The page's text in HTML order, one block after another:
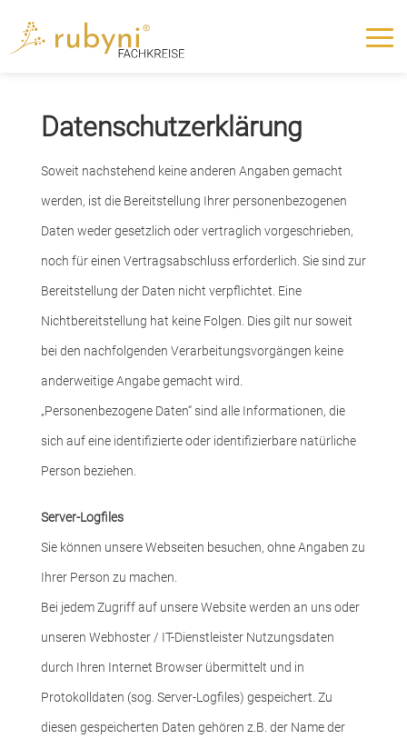
Datenschutzerklärung
Soweit nachstehend keine anderen Angaben gemacht
werden, ist die Bereitstellung Ihrer personenbezogenen
Daten weder gesetzlich oder vertraglich vorgeschrieben,
noch für einen Vertragsabschluss erforderlich. Sie sind zur
Bereitstellung der Daten nicht verpflichtet. Eine
Nichtbereitstellung hat keine Folgen. Dies gilt nur soweit
bei den nachfolgenden Verarbeitungsvorgängen keine
anderweitige Angabe gemacht wird.
„Personenbezogene Daten“ sind alle Informationen, die
sich auf eine identifizierte oder identifizierbare natürliche
Person beziehen.
Server-Logfiles
Sie können unsere Webseiten besuchen, ohne Angaben zu
Ihrer Person zu machen.
Bei jedem Zugriff auf unsere Website werden an uns oder
unseren Webhoster / IT-Dienstleister Nutzungsdaten
durch Ihren Internet Browser übermittelt und in
Protokolldaten (sog. Server-Logfiles) gespeichert. Zu
diesen gespeicherten Daten gehören z.B. der Name der